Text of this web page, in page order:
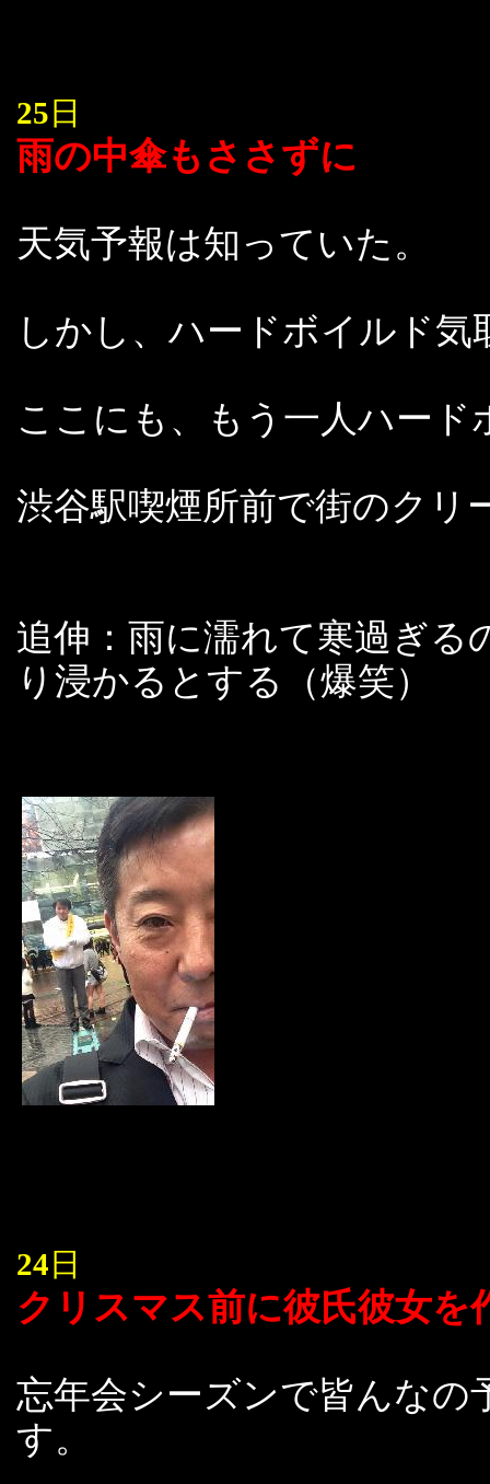
25 日
雨の中傘もささずに
天気予報は知っていた。
しかし、ハードボイルド
ここにも、もう一人ハー
渋谷駅喫煙所前で街のク
追伸：雨に濡れて寒過ぎる
り浸かるとする（爆笑）
24 日
クリスマス前に彼氏彼女を
忘年会シーズンで皆んなの
す。